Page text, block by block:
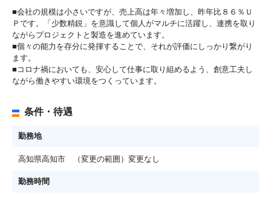
■会社の規模は小さいですが、売上高は年々増加し、昨年比８６％Ｕ
Ｐです。「少数精鋭」を意識して個人がマルチに活躍し、連携を取り
ながらプロジェクトと製造を進めています。
■個々の能力を存分に発揮することで、それが評価にしっかり繋がり
ます。
■コロナ禍においても、安心して仕事に取り組めるよう、創意工夫し
ながら働きやすい環境をつくっています。
条件・待遇
勤務地
高知県高知市 （変更の範囲）変更なし
勤務時間